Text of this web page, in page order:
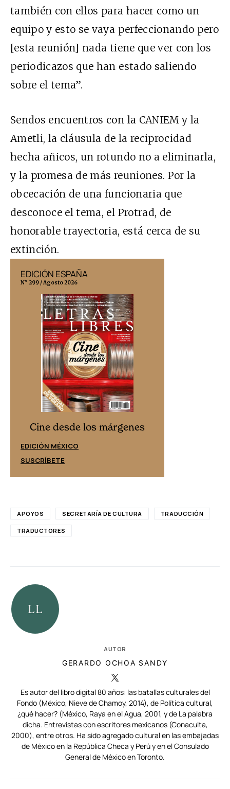
también con ellos para hacer como un
equipo y esto se vaya perfeccionando pero
[esta reunión] nada tiene que ver con los
periodicazos que han estado saliendo
sobre el tema”.
Sendos encuentros con la CANIEM y la
Ametli, la cláusula de la reciprocidad
hecha añicos, un rotundo no a eliminarla,
y la promesa de más reuniones. Por la
obcecación de una funcionaria que
desconoce el tema, el Protrad, de
honorable trayectoria, está cerca de su
extinción.
EDICIÓN ESPAÑA
N° 299 / Agosto 2026
Cine desde los márgenes
EDICIÓN MÉXICO
SUSCRÍBETE
APOYOS SECRETARÍA DE CULTURA TRADUCCIÓN
TRADUCTORES
AUTOR
GERARDO OCHOA SANDY
Es autor del libro digital 80 años: las batallas culturales del
Fondo (México, Nieve de Chamoy, 2014), de Política cultural,
¿qué hacer? (México, Raya en el Agua, 2001, y de La palabra
dicha. Entrevistas con escritores mexicanos (Conaculta,
2000), entre otros. Ha sido agregado cultural en las embajadas
de México en la República Checa y Perú y en el Consulado
General de México en Toronto.